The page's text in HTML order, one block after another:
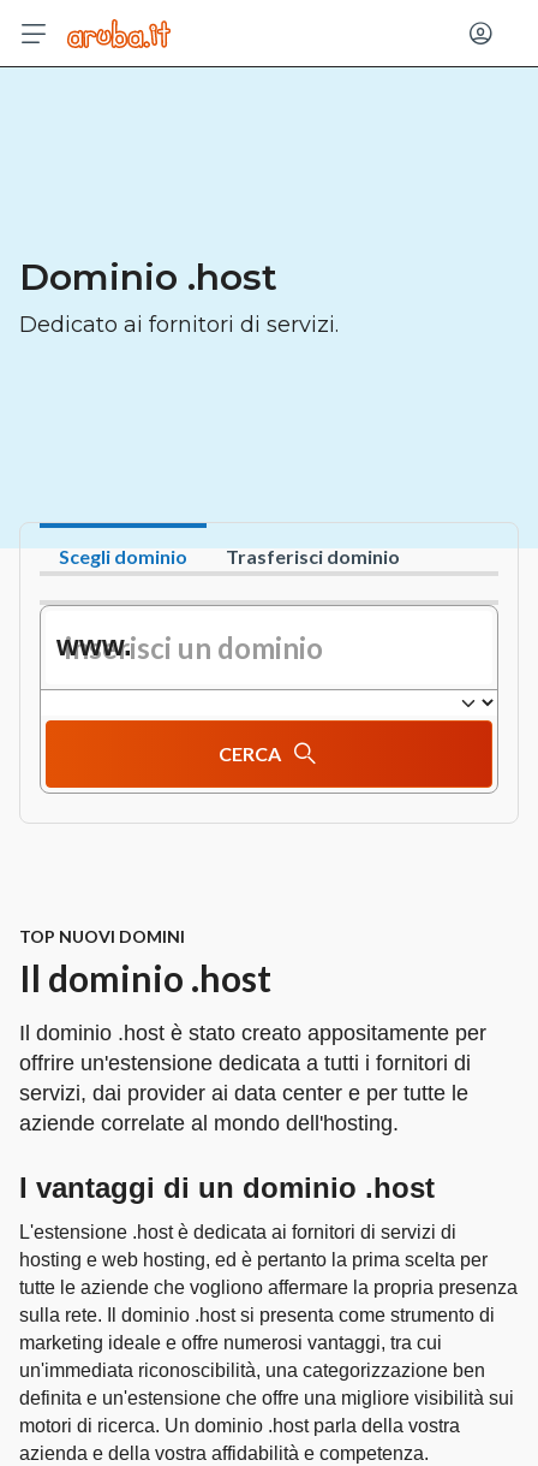
Dominio .host
Dedicato ai fornitori di servizi.
Scegli dominio Trasferisci dominio
www.
CERCA
TOP NUOVI DOMINI
Il dominio .host
Il dominio .host è stato creato appositamente per
offrire un'estensione dedicata a tutti i fornitori di
servizi, dai provider ai data center e per tutte le
aziende correlate al mondo dell'hosting.
I vantaggi di un dominio .host
L'estensione .host è dedicata ai fornitori di servizi di
hosting e web hosting, ed è pertanto la prima scelta per
tutte le aziende che vogliono affermare la propria presenza
sulla rete. Il dominio .host si presenta come strumento di
marketing ideale e offre numerosi vantaggi, tra cui
un'immediata riconoscibilità, una categorizzazione ben
definita e un'estensione che offre una migliore visibilità sui
motori di ricerca. Un dominio .host parla della vostra
azienda e della vostra affidabilità e competenza.